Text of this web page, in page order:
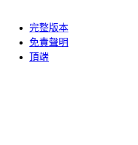
完整版本
免責聲明
頂端